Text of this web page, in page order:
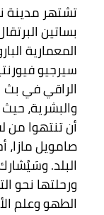
تشتهر مدينة
بساتين
المعمارية
سيرجيو
الراقي في بث
والبشرية،
أن تنتهوا من
صامويل مازا،
البلد.
ورحلتها نحو
الطهو وعلم